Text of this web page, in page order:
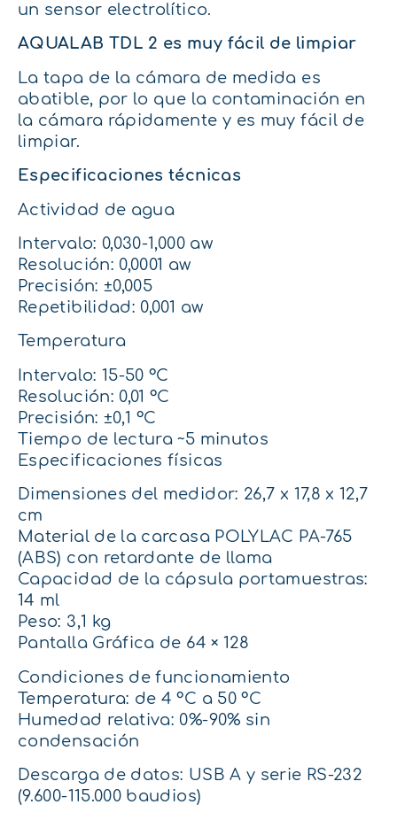
un sensor electrolítico.
AQUALAB TDL 2 es muy fácil de limpiar
La tapa de la cámara de medida es
abatible, por lo que la contaminación en
la cámara rápidamente y es muy fácil de
limpiar.
Especificaciones técnicas
Actividad de agua
Intervalo: 0,030-1,000 aw
Resolución: 0,0001 aw
Precisión: ±0,005
Repetibilidad: 0,001 aw
Temperatura
Intervalo: 15-50 °C
Resolución: 0,01 °C
Precisión: ±0,1 °C
Tiempo de lectura ~5 minutos
Especificaciones físicas
Dimensiones del medidor: 26,7 x 17,8 x 12,7
cm
Material de la carcasa POLYLAC PA-765
(ABS) con retardante de llama
Capacidad de la cápsula portamuestras:
14 ml
Peso: 3,1 kg
Pantalla Gráfica de 64 × 128
Condiciones de funcionamiento
Temperatura: de 4 °C a 50 °C
Humedad relativa: 0%-90% sin
condensación
Descarga de datos: USB A y serie RS-232
(9.600-115.000 baudios)